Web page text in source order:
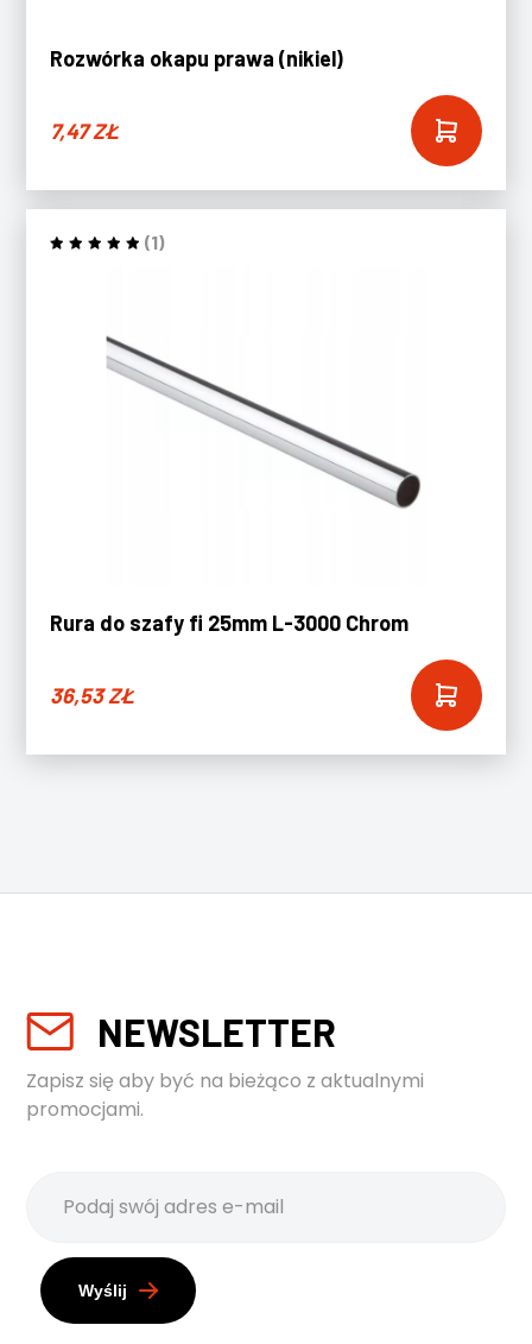
Rozwórka okapu prawa (nikiel)
7,47ZŁ
(1)
Rura do szafy fi 25mm L-3000 Chrom
36,53ZŁ
NEWSLETTER
Zapisz się aby być na bieżąco z aktualnymi
promocjami.
Wyślij